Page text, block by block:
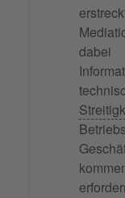
dabei